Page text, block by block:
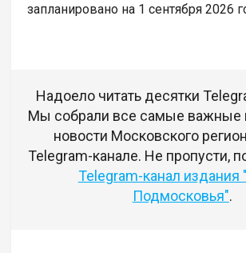
запланировано на 1 сентября 2026
Надоело читать десятки
Мы собрали все самые важные
новости Московского
Telegram-канале. Не пропусти,
Telegram-канал издания
Подмосковья".